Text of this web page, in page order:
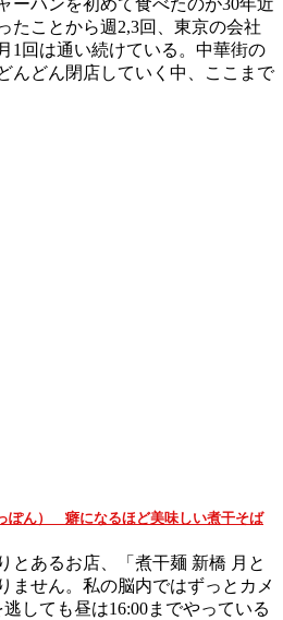
たことから週2,3回、東京の会社
1回は通い続けている。中華街の
んどん閉店していく中、ここまで
ぽん） 癖になるほど美味しい煮干そば
とあるお店、「煮干麺 新橋 月と
ません。私の脳内ではずっとカメ
しても昼は16:00までやっている